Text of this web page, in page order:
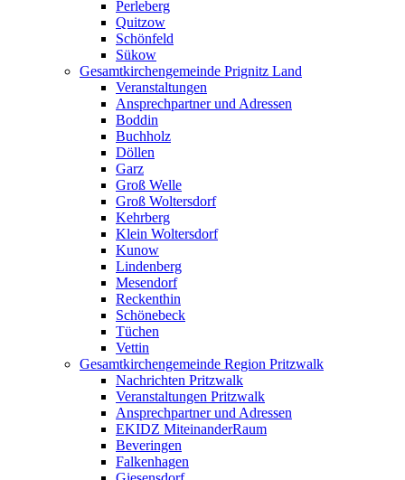
Perleberg
Quitzow
Schönfeld
Sükow
Gesamtkirchengemeinde Prignitz Land
Veranstaltungen
Ansprechpartner und Adressen
Boddin
Buchholz
Döllen
Garz
Groß Welle
Groß Woltersdorf
Kehrberg
Klein Woltersdorf
Kunow
Lindenberg
Mesendorf
Reckenthin
Schönebeck
Tüchen
Vettin
Gesamtkirchengemeinde Region Pritzwalk
Nachrichten Pritzwalk
Veranstaltungen Pritzwalk
Ansprechpartner und Adressen
EKIDZ MiteinanderRaum
Beveringen
Falkenhagen